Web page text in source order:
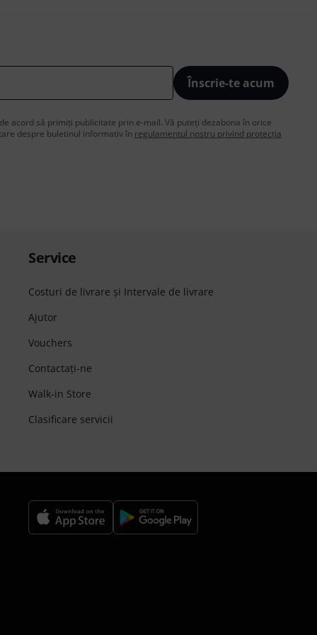
Înscrie-te acum
acord să primiți publicitate prin e-mail. Vă puteți dezabona în orice
despre buletinul informativ în regulamentul nostru privind protecția
Service
Costuri de livrare şi Intervale de livrare
Ajutor
Vouchers
Contactaţi-ne
Walk-in Store
Clasificare servicii